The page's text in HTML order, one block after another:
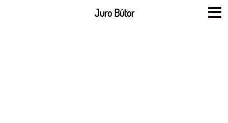
Juro Bútor